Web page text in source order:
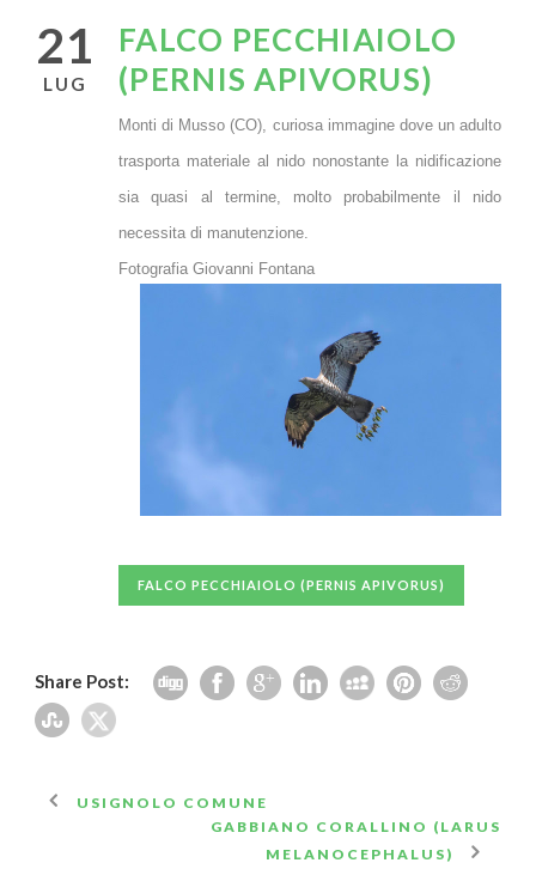
21
LUG
FALCO PECCHIAIOLO
(PERNIS APIVORUS)
Monti di Musso (CO), curiosa immagine dove un adulto
trasporta materiale al nido nonostante la nidificazione
sia quasi al termine, molto probabilmente il nido
necessita di manutenzione.
Fotografia Giovanni Fontana
FALCO PECCHIAIOLO (PERNIS APIVORUS)
Share Post:
USIGNOLO COMUNE
GABBIANO CORALLINO (LARUS
MELANOCEPHALUS)